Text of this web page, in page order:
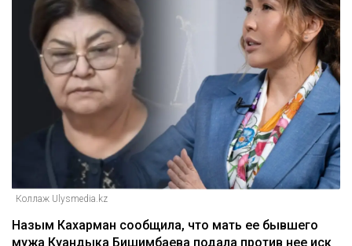
Коллаж Ulysmedia.kz
Назым Кахарман сообщила, что мать ее бывшего
мужа Куандыка Бишимбаева подала против нее иск